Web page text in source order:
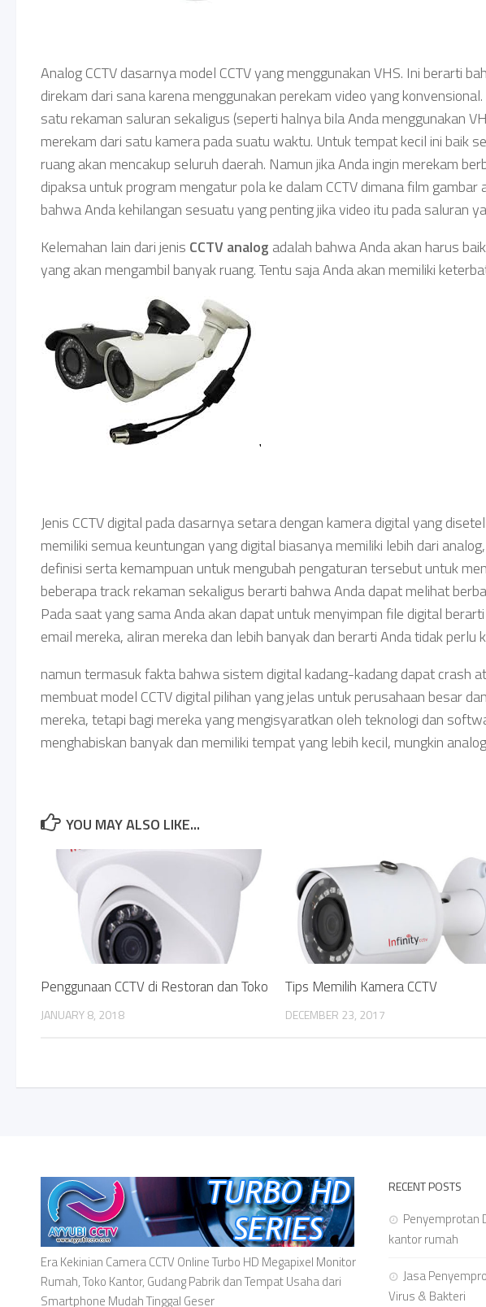
Analog CCTV dasarnya model CCTV yang menggunakan VHS. Ini berarti
direkam dari sana karena menggunakan perekam video yang
satu rekaman saluran sekaligus (seperti halnya bila Anda menggunakan
merekam dari satu kamera pada suatu waktu. Untuk tempat kecil ini baik
ruang akan mencakup seluruh daerah. Namun jika Anda ingin merekam
dipaksa untuk program mengatur pola ke dalam CCTV dimana film
bahwa Anda kehilangan sesuatu yang penting jika video itu pada saluran
Kelemahan lain dari jenis CCTV analog adalah bahwa Anda akan harus
yang akan mengambil banyak ruang. Tentu saja Anda akan memiliki
Jenis CCTV digital pada dasarnya setara dengan kamera digital yang
memiliki semua keuntungan yang digital biasanya memiliki lebih dari
definisi serta kemampuan untuk mengubah pengaturan tersebut untuk
beberapa track rekaman sekaligus berarti bahwa Anda dapat melihat
Pada saat yang sama Anda akan dapat untuk menyimpan file digital
email mereka, aliran mereka dan lebih banyak dan berarti Anda tidak
namun termasuk fakta bahwa sistem digital kadang-kadang dapat crash
membuat model CCTV digital pilihan yang jelas untuk perusahaan besar
mereka, tetapi bagi mereka yang mengisyaratkan oleh teknologi dan
menghabiskan banyak dan memiliki tempat yang lebih kecil, mungkin
YOU MAY ALSO LIKE...
Penggunaan CCTV di Restoran dan Toko
JANUARY 8, 2018
Tips Memilih Kamera CCTV
DECEMBER 23, 2017
Era Kekinian Camera CCTV Online Turbo HD Megapixel Monitor
Rumah, Toko Kantor, Gudang Pabrik dan Tempat Usaha dari
Smartphone Mudah Tinggal Geser
RECENT POSTS
Penyemprotan
kantor rumah
Jasa
Virus & Bakteri